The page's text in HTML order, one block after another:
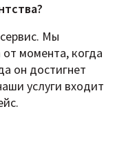
Мы
момента, когда
он достигнет
услуги входит